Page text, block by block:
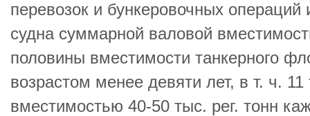
перевозок и бункеровочных
судна суммарной валовой
половины вместимости танкерного
возрастом менее девяти лет, в т. ч.
вместимостью 40-50 тыс. рег. тонн